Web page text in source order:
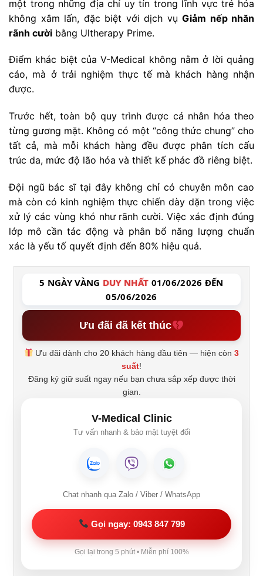
một trong những địa chỉ uy tín trong lĩnh vực trẻ hóa
không xâm lấn, đặc biệt với dịch vụ Giảm nếp nhăn
rãnh cười bằng Ultherapy Prime.
Điểm khác biệt của V-Medical không nằm ở lời quảng
cáo, mà ở trải nghiệm thực tế mà khách hàng nhận
được.
Trước hết, toàn bộ quy trình được cá nhân hóa theo
từng gương mặt. Không có một “công thức chung” cho
tất cả, mà mỗi khách hàng đều được phân tích cấu
trúc da, mức độ lão hóa và thiết kế phác đồ riêng biệt.
Đội ngũ bác sĩ tại đây không chỉ có chuyên môn cao
mà còn có kinh nghiệm thực chiến dày dặn trong việc
xử lý các vùng khó như rãnh cười. Việc xác định đúng
lớp mô cần tác động và phân bổ năng lượng chuẩn
xác là yếu tố quyết định đến 80% hiệu quả.
5 NGÀY VÀNG DUY NHẤT 01/06/2026 ĐẾN
05/06/2026
Ưu đãi đã kết thúc
Ưu đãi dành cho 20 khách hàng đầu tiên — hiện còn3
suất!
Đăng ký giữ suất ngay nếu bạn chưa sắp xếp được thời
gian.
V-Medical Clinic
Tư vấn nhanh & bảo mật tuyệt đối
Chat nhanh qua Zalo / Viber / WhatsApp
Gọi ngay: 0943 847 799
Gọi lại trong 5 phút • Miễn phí 100%